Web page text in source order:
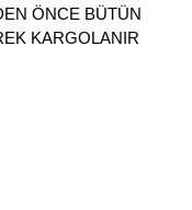
ÖNCE BÜTÜN
KARGOLANIR